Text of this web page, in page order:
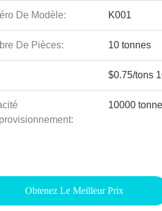
De Modèle: K001
De Pièces: 10 tonnes
$0.75/tons
Obtenez Le Meilleur Prix